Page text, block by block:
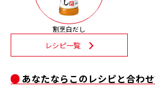
レシピ特設サイト
割烹白だしレシピ特集
だし巻き卵特集
割烹白だし
レシピ一覧
あなたならこのレシピと合わ